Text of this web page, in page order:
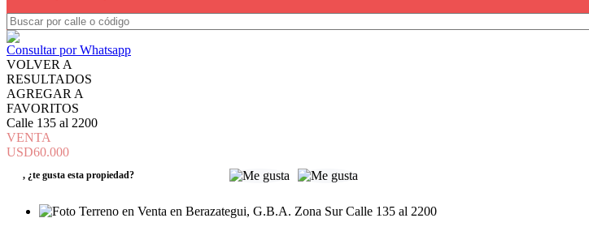
Consultar por Whatsapp
VOLVER A
RESULTADOS
AGREGAR A
FAVORITOS
Calle 135 al 2200
VENTA
USD60.000
, ¿te gusta esta propiedad?